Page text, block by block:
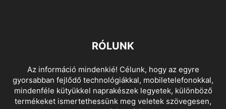
RÓLUNK
Az információ mindenkié! Célunk, hogy az egyre
gyorsabban fejlődő technológiákkal, mobiletelefonokkal,
mindenféle kütyükkel naprakészek legyetek, különböző
termékeket ismertethessünk meg veletek szövegesen,